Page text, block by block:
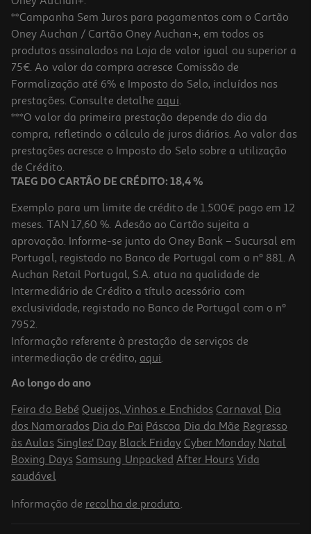
**Campanha Sem Juros para pagamentos com o Cartão
Oney Auchan / Cartão Oney Auchan+, em todos os
produtos assinalados na Loja de valor igual ou superior a
75€. Ao valor da compra acresce Comissão de
Formalização até 6% e Imposto do Selo, incluídos nas
prestações. Consulte detalhe aqui.
***O valor da primeira prestação depende do dia da
compra, refletindo o cálculo de juros diários. Ao valor das
prestações acresce o Imposto do Selo sobre a utilização
de Crédito.
TAEG DO CARTÃO DE CRÉDITO: 18,4 %
Exemplo para um limite de crédito de 1.500€ pago em 12
meses. TAN 17,60 %. Adesão ao Cartão sujeita a
aprovação. Informe-se junto do Oney Bank – Sucursal em
Portugal, registado no Banco de Portugal com o nº 881. A
Auchan Retail Portugal, S.A. atua na qualidade de
Intermediário de Crédito a título acessório com
exclusividade, registado no Banco de Portugal com o nº
7952.
Informação referente à prestação de serviços de
intermediação de crédito, aqui.
Ao longo do ano
Feira do Bebé Queijos, Vinhos e Enchidos Carnaval Dia
dos Namorados Dia do Pai Páscoa Dia da Mãe Regresso
às Aulas Singles' Day Black Friday Cyber Monday Natal
Boxing Days Samsung Unpacked After Hours Vida
saudável
Informação de recolha de produto.